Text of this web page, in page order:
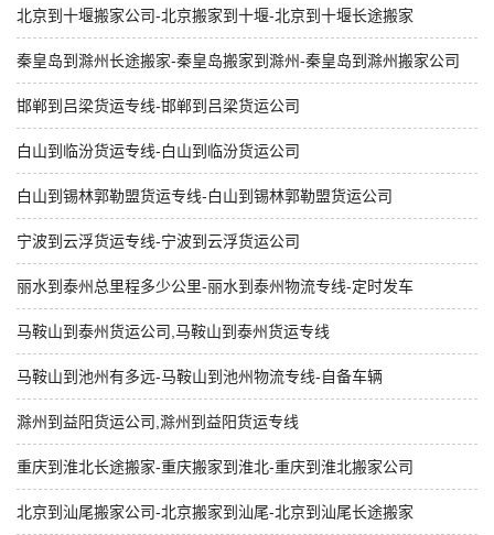
北京到十堰搬家公司-北京搬家到十堰-北京到十堰长途搬家
秦皇岛到滁州长途搬家-秦皇岛搬家到滁州-秦皇岛到滁州搬家公司
邯郸到吕梁货运专线-邯郸到吕梁货运公司
白山到临汾货运专线-白山到临汾货运公司
白山到锡林郭勒盟货运专线-白山到锡林郭勒盟货运公司
宁波到云浮货运专线-宁波到云浮货运公司
丽水到泰州总里程多少公里-丽水到泰州物流专线-定时发车
马鞍山到泰州货运公司,马鞍山到泰州货运专线
马鞍山到池州有多远-马鞍山到池州物流专线-自备车辆
滁州到益阳货运公司,滁州到益阳货运专线
重庆到淮北长途搬家-重庆搬家到淮北-重庆到淮北搬家公司
北京到汕尾搬家公司-北京搬家到汕尾-北京到汕尾长途搬家